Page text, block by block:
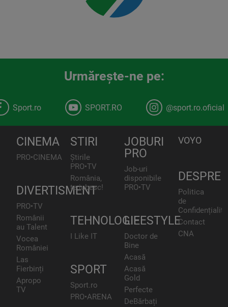
Urmăreşte-ne pe:
Sport.ro SPORT.RO @sport.ro.oficial
CINEMA
PRO•CINEMA
DIVERTISMENT
PRO•TV
Românii
au Talent
Vocea
României
Las
Fierbinți
Apropo
TV
STIRI
Știrile
PRO•TV
România,
te iubesc!
TEHNOLOGIE
I Like IT
SPORT
Sport.ro
PRO•ARENA
JOBURI
PRO
Job-uri
disponibile
PRO•TV
LIFESTYLE
Doctor de
Bine
Acasă
Acasă
Gold
Perfecte
DeBărbați
VOYO
DESPRE
Politica
de
Contact
CNA